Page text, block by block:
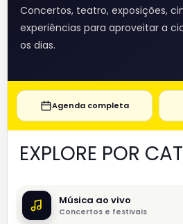
Concertos, teatro, exposições,
experiências para aproveitar a
os dias.
Agenda completa
EXPLORE POR
Música ao vivo
Concertos e festivais